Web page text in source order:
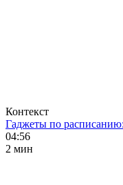
Контекст
Гаджеты по
04:56
2 мин